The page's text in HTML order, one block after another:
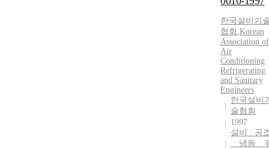
한국설비기
협회 ,Korean
Association of
Air
Conditioning
Refrigerating
and Sanitary
Engineers
한국설비
술협회
1997
설비 : 공
ㆍ냉동ㆍ